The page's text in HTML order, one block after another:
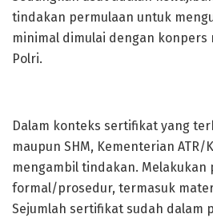
tindakan permulaan untuk
minimal dimulai dengan
Polri.
Dalam konteks sertifikat yang
maupun SHM, Kementerian ATR/
mengambil tindakan. Melakukan
formal/prosedur, termasuk
Sejumlah sertifikat sudah dalam